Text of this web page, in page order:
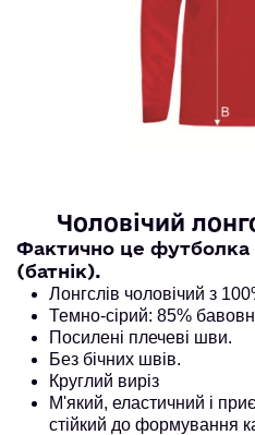
Чоловічий
Фактично це футболка
(батнік).
Лонгслів чоловічий з
Темно-сірий: 85%
Посилені плечеві шви.
Без бічних швів.
Круглий виріз
М'який, еластичний і
стійкий до формування